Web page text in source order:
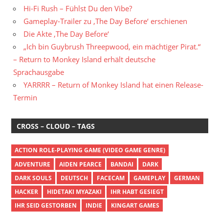
Hi-Fi Rush – Fühlst Du den Vibe?
Gameplay-Trailer zu ‚The Day Before‘ erschienen
Die Akte ‚The Day Before‘
„Ich bin Guybrush Threepwood, ein mächtiger Pirat.“
– Return to Monkey Island erhält deutsche
Sprachausgabe
YARRRR – Return of Monkey Island hat einen Release-
Termin
CROSS – CLOUD – TAGS
ACTION ROLE-PLAYING GAME (VIDEO GAME GENRE)
ADVENTURE
AIDEN PEARCE BANDAI
DARK
DARK SOULS
DEUTSCH FACECAM GAMEPLAY
GERMAN
HACKER
HIDETAKI MYAZAKI
IHR HABT GESIEGT
IHR SEID GESTORBEN
INDIE
KINGART GAMES